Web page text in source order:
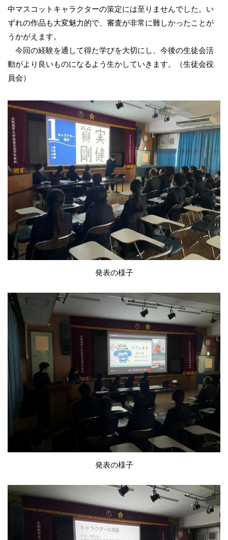
中マスコットキャラクターの策定には至りませんでした。い
ずれの作品も大変魅力的で、審査が非常に難しかったことが
うかがえます。
今回の経験を通して得た学びを大切にし、今後の生徒会活
動がより良いものになるよう生かしていきます。（生徒会役
員会）
発表の様子
発表の様子